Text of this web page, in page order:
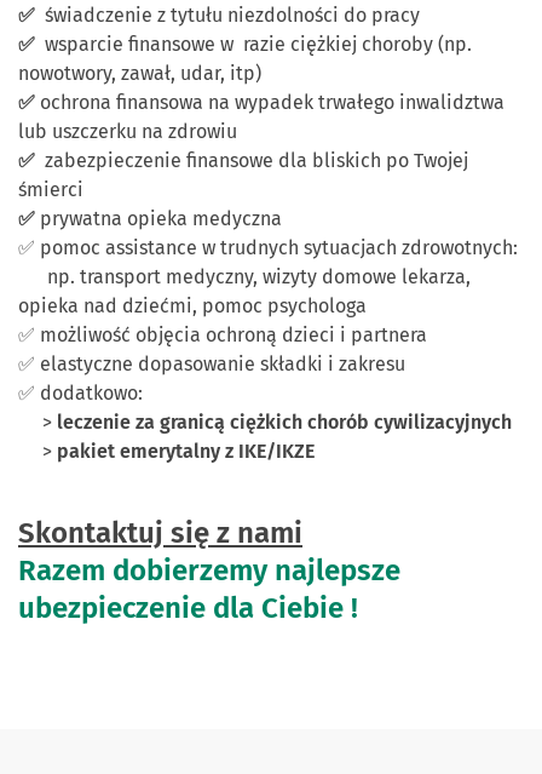
✅ świadczenie z tytułu niezdolności do pracy
✅ wsparcie finansowe w razie ciężkiej choroby (np.
nowotwory, zawał, udar, itp)
✅ ochrona finansowa na wypadek trwałego inwalidztwa
lub uszczerku na zdrowiu
✅ zabezpieczenie finansowe dla bliskich po Twojej
śmierci
✅ prywatna opieka medyczna
✅ pomoc assistance w trudnych sytuacjach zdrowotnych:
np. transport medyczny, wizyty domowe lekarza,
opieka nad dziećmi, pomoc psychologa
✅ możliwość objęcia ochroną dzieci i partnera
✅ elastyczne dopasowanie składki i zakresu
✅ dodatkowo:
> leczenie za granicą ciężkich chorób cywilizacyjnych
> pakiet emerytalny z IKE/IKZE
Skontaktuj się z nami
Razem dobierzemy najlepsze
ubezpieczenie dla Ciebie !